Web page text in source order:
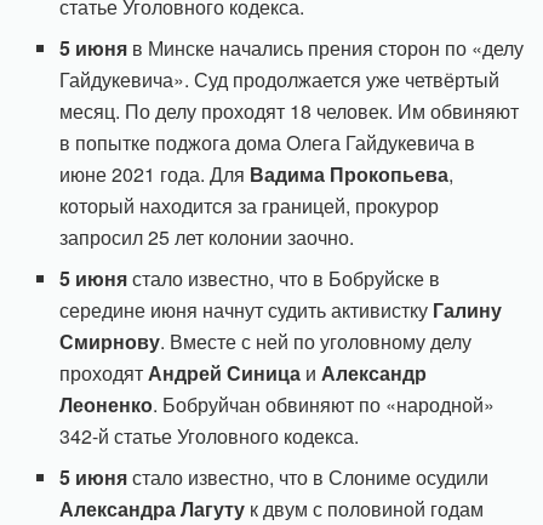
статье Уголовного кодекса.
5 июня в Минске начались прения сторон по «делу
Гайдукевича». Суд продолжается уже четвёртый
месяц. По делу проходят 18 человек. Им обвиняют
в попытке поджога дома Олега Гайдукевича в
июне 2021 года. Для Вадима Прокопьева,
который находится за границей, прокурор
запросил 25 лет колонии заочно.
5 июнястало известно, что в Бобруйске в
середине июня начнут судить активистку Галину
Смирнову. Вместе с ней по уголовному делу
проходятАндрей Синица иАлександр
Леоненко. Бобруйчан обвиняют по «народной»
342-й статье Уголовного кодекса.
5 июнястало известно, что в Слониме осудили
Александра Лагуту к двум с половиной годам